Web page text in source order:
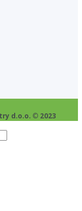
d.o.o. © 2023